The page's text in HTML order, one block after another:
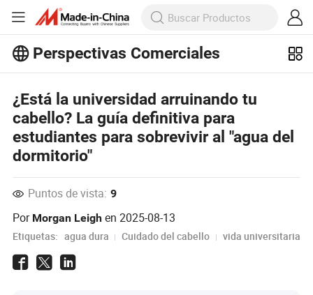
Perspectivas Comerciales
Perspectivas Comerciales!
Ver Más
¿Está la universidad arruinando tu
cabello? La guía definitiva para
estudiantes para sobrevivir al "agua del
dormitorio"
Puntos de vista: 9
Por Morgan Leigh en2025-08-13
Etiquetas: agua dura Cuidado del cabello vida universitaria